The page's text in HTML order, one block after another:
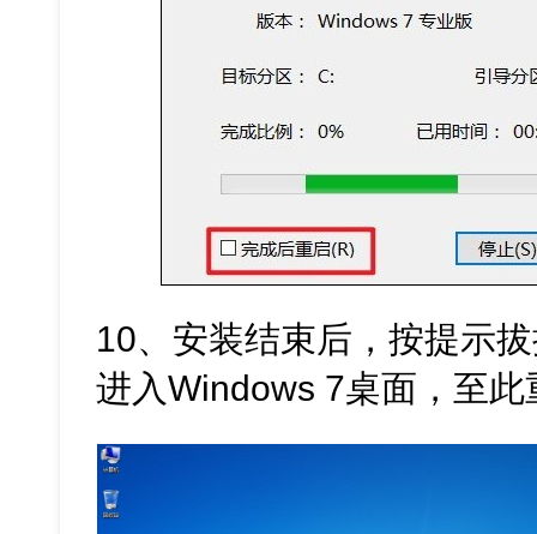
10、安装结束后，按提示
进入Windows 7桌面，至